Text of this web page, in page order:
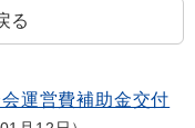
る
運営費補助金交付